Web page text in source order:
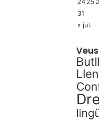
31
« jul.
Veus